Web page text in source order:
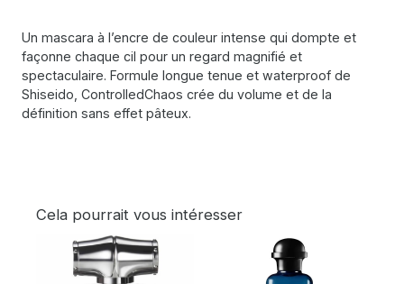
Un mascara à l’encre de couleur intense qui dompte et
façonne chaque cil pour un regard magnifié et
spectaculaire. Formule longue tenue et waterproof de
Shiseido, ControlledChaos crée du volume et de la
définition sans effet pâteux.
Cela pourrait vous intéresser